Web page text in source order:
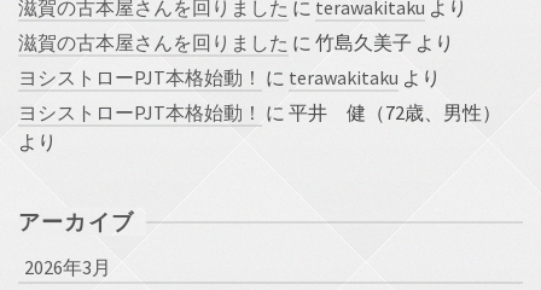
滋賀の古本屋さんを回りました に terawakitaku より
滋賀の古本屋さんを回りました に 竹島久美子 より
ヨシストローPJT本格始動！ に terawakitaku より
ヨシストローPJT本格始動！ に 平井 健（72歳、男性）
より
アーカイブ
2026年3月